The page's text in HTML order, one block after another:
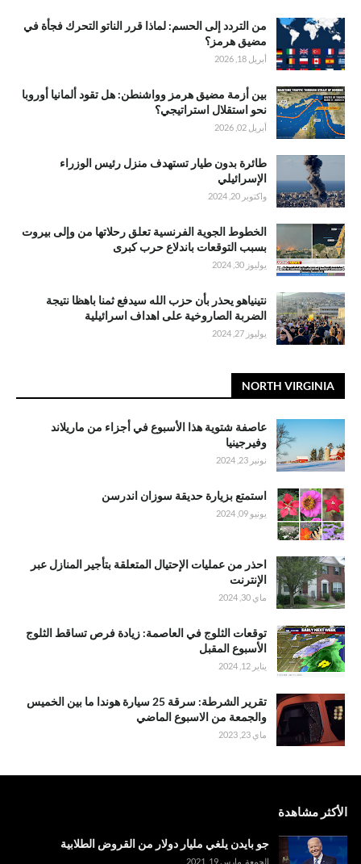
من التردد إلى الحسم: لماذا قرر الناتو التحرك فجأة في
مضيق هرمز؟
أبريل 18, 2026
بين أزمة مضيق هرمز وواشنطن: هل تقود ألمانيا أوروبا
نحو استقلال استراتيجي؟
أبريل 02, 2026
طائرة بدون طيار تستهدف منزل رئيس الوزراء
الإسرائيلي
واكتوبر 20, 2024
الخطوط الجوية الفرنسية تعلق رحلاتها من وإلى بيروت
بسبب التوقعات باندلاع حرب كبرى
يوليوز 30, 2024
نتينياهو يحذر بأن حزب الله سيدفع ثمنا باهظا نتيجة
الضربة الصاروخية على اهداف اسرائيلية
يوليوز 27, 2024
NORTH VIRGINIA
عاصفة شتوية هذا الأسبوع في أجزاء من ماريلاند
وفيرجينيا
نونبر 23, 2024
استمتع بزيارة حديقة سوزان اندرسن
يونيو 09, 2024
احذر من عمليات الإحتيال المتعلقة بتأجير المنازل عبر
الإنترنت
ماي 30, 2024
توقعات الثلوج في العاصمة: زيادة فرص تساقط الثلوج
الأسبوع المقبل
يناير 12, 2024
تقرير الشرطة: سرقة 25 سيارة هوندا ما بين الخميس
والجمعة من الاسبوع الماضي
ماي 23, 2023
الأكثر مشاهدة
جو بايدن يلغي مليار دولار من القروض الطلابية
الجمعة, مارس 19, 2021